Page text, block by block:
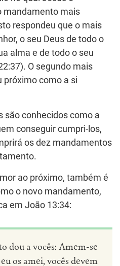
mandamento mais
respondeu que o mais
o seu Deus de todo o
alma e de todo o seu
O segundo mais
próximo como a si
são conhecidos como a
conseguir cumpri-los,
os dez mandamentos
ao próximo, também é
o novo mandamento,
em João 13:34:
dou a vocês: Amem-se
os amei, vocês devem